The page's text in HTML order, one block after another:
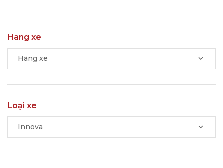
Hãng xe
Hãng xe
Loại xe
Innova